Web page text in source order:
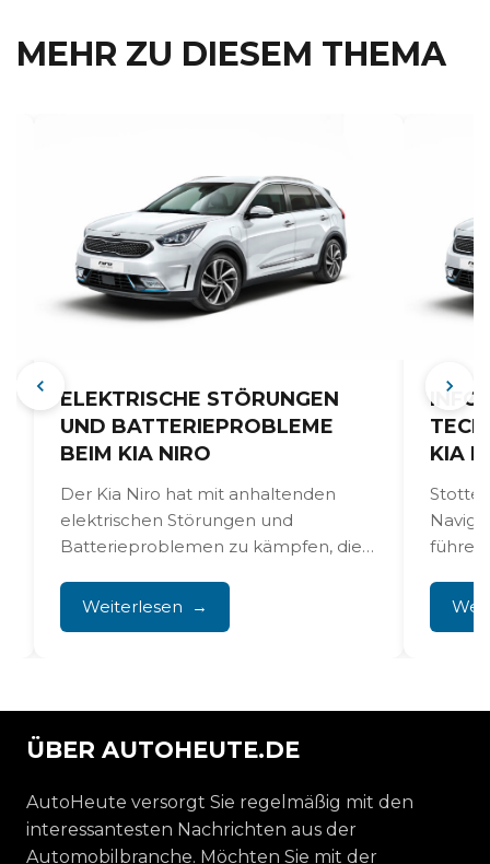
MEHR ZU DIESEM THEMA
ELEKTRISCHE STÖRUNGEN
UND BATTERIEPROBLEME
BEIM KIA NIRO
Der Kia Niro hat mit anhaltenden
elektrischen Störungen und
Batterieproblemen zu kämpfen, die
bis hin zu...
Weiterlesen
KIA
führen
durch
ÜBER AUTOHEUTE.DE
AutoHeute versorgt Sie regelmäßig mit den
interessantesten Nachrichten aus der
Automobilbranche. Möchten Sie mit der